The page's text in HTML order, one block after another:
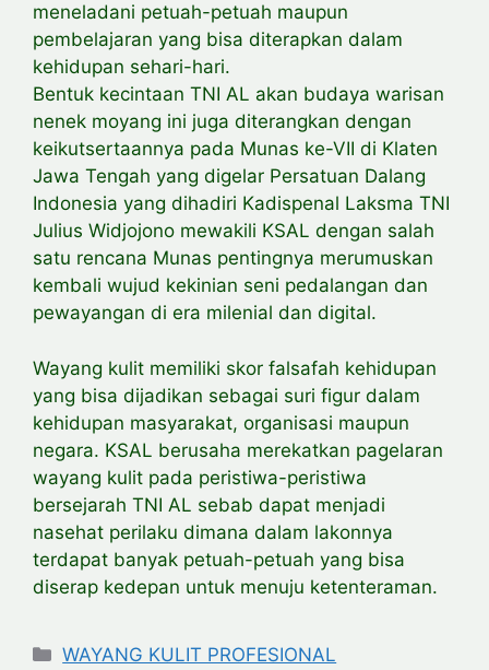
meneladani petuah-petuah maupun
pembelajaran yang bisa diterapkan dalam
kehidupan sehari-hari.
Bentuk kecintaan TNI AL akan budaya warisan
nenek moyang ini juga diterangkan dengan
keikutsertaannya pada Munas ke-VII di Klaten
Jawa Tengah yang digelar Persatuan Dalang
Indonesia yang dihadiri Kadispenal Laksma TNI
Julius Widjojono mewakili KSAL dengan salah
satu rencana Munas pentingnya merumuskan
kembali wujud kekinian seni pedalangan dan
pewayangan di era milenial dan digital.
Wayang kulit memiliki skor falsafah kehidupan
yang bisa dijadikan sebagai suri figur dalam
kehidupan masyarakat, organisasi maupun
negara. KSAL berusaha merekatkan pagelaran
wayang kulit pada peristiwa-peristiwa
bersejarah TNI AL sebab dapat menjadi
nasehat perilaku dimana dalam lakonnya
terdapat banyak petuah-petuah yang bisa
diserap kedepan untuk menuju ketenteraman.
Categories
WAYANG KULIT PROFESIONAL